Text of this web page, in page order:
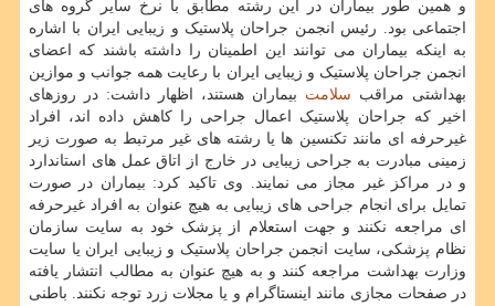
و همین طور بیماران در این رشته مطابق با نرخ سایر گروه های
اجتماعی بود. رئیس انجمن جراحان پلاستیک و زیبایی ایران با اشاره
به اینکه بیماران می توانند این اطمینان را داشته باشند که اعضای
انجمن جراحان پلاستیک و زیبایی ایران با رعایت همه جوانب و موازین
بهداشتی مراقب سلامت بیماران هستند، اظهار داشت: در روزهای
اخیر که جراحان پلاستیک اعمال جراحی را کاهش داده اند، افراد
غیرحرفه ای مانند تکنسین ها یا رشته های غیر مرتبط به صورت زیر
زمینی مبادرت به جراحی زیبایی در خارج از اتاق عمل های استاندارد
و در مراکز غیر مجاز می نمایند. وی تاکید کرد: بیماران در صورت
تمایل برای انجام جراحی های زیبایی به هیچ عنوان به افراد غیرحرفه
ای مراجعه نکنند و جهت استعلام از پزشک خود به سایت سازمان
نظام پزشکی، سایت انجمن جراحان پلاستیک و زیبایی ایران یا سایت
وزارت بهداشت مراجعه کنند و به هیچ عنوان به مطالب انتشار یافته
در صفحات مجازی مانند اینستاگرام و یا مجلات زرد توجه نکنند. باطنی